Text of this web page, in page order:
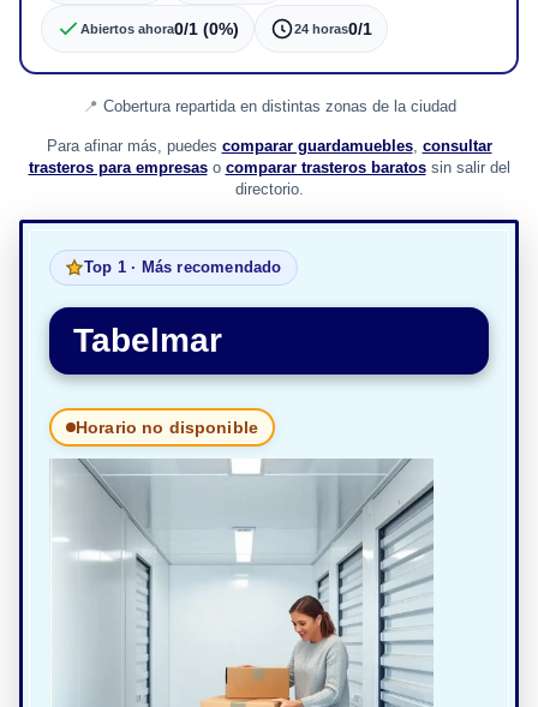
Abiertos ahora0/1 (0%) 24 horas0/1
Cobertura repartida en distintas zonas de la ciudad
Para afinar más, puedes comparar guardamuebles, consultar
trasteros para empresaso comparar trasteros baratossin salir del
directorio.
Top 1 · Más recomendado
Tabelmar
Horario no disponible